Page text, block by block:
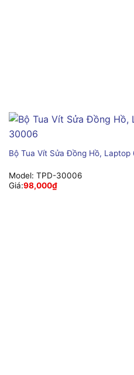
Bộ Tua Vít Sửa Đồng Hồ,
Model: TPD-30006
Giá:98,000₫